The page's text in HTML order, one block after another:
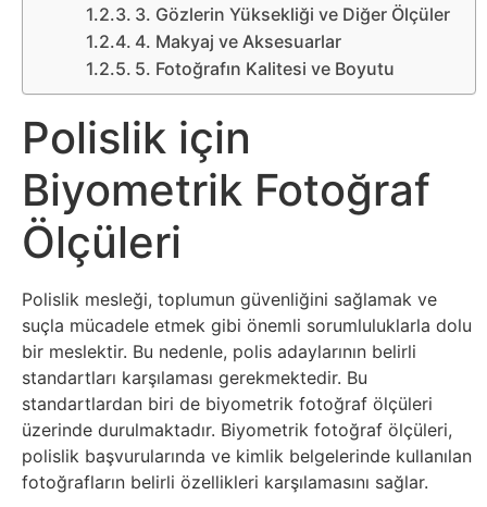
Çizgi
Film
Diğer
Sosyal
Medyalar
Din
Dokümanlar
Domain
Download
3. Gözlerin Yüksekliği ve Diğer Ölçüler
4. Makyaj ve Aksesuarlar
5. Fotoğrafın Kalitesi ve Boyutu
Polislik için
Biyometrik Fotoğraf
Ölçüleri
Polislik mesleği, toplumun güvenliğini sağlamak ve
suçla mücadele etmek gibi önemli sorumluluklarla dolu
bir meslektir. Bu nedenle, polis adaylarının belirli
standartları karşılaması gerekmektedir. Bu
standartlardan biri de biyometrik fotoğraf ölçüleri
üzerinde durulmaktadır. Biyometrik fotoğraf ölçüleri,
polislik başvurularında ve kimlik belgelerinde kullanılan
fotoğrafların belirli özellikleri karşılamasını sağlar.